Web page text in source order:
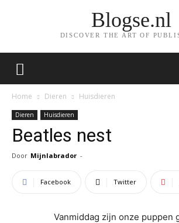
Blogse.nl
DISCOVER THE ART OF
Home Dieren Huisdieren
Dieren Huisdieren
Beatles nest
Door Mijnlabrador -
Facebook Twitter
Vanmiddag zijn onze puppen